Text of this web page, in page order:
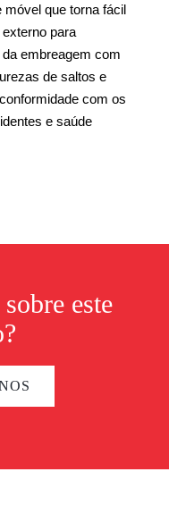
móvel que torna fácil
para
embreagem com
de saltos e
com os
e saúde
este